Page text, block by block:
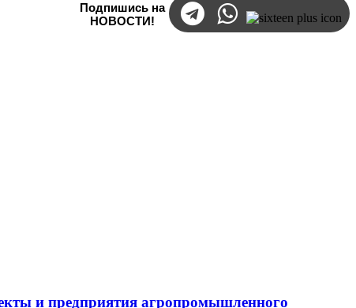
Подпишись на
НОВОСТИ!
и предприятия агропромышленного